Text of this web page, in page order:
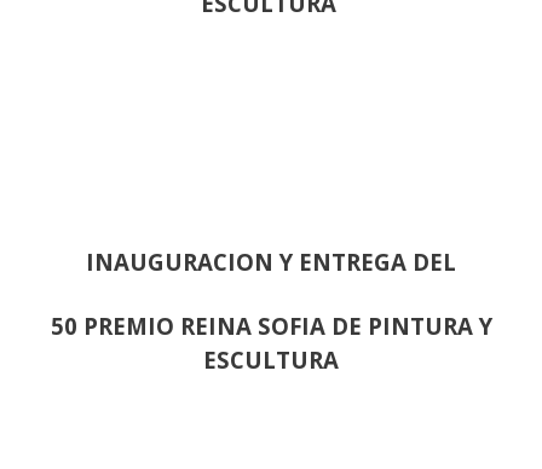
INAUGURACION Y ENTREGA DEL
50 PREMIO REINA SOFIA DE PINTURA Y
ESCULTURA